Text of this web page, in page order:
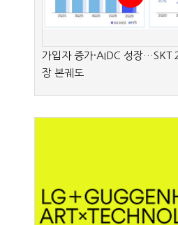
가입자 증가·AIDC 성장…SKT
장 본궤도